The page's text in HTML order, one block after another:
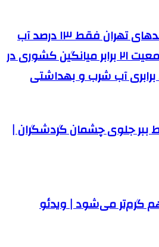
استاندار تهران: سدهای تهران فقط ۱۳ درصد آب
دارند | بارگذاری جمعیت ۲۱ برابر میانگین کشوری در
جلوی چشمان گردشگران |
گرم‌تر می‌شود | ویدئو